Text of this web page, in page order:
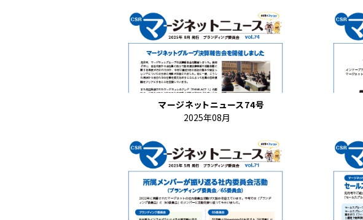
マージネットニュース74号
2025年08月